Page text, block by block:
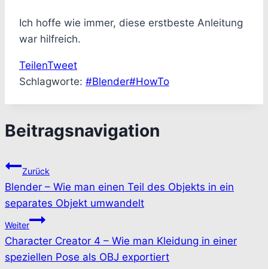
Ich hoffe wie immer, diese erstbeste Anleitung
war hilfreich.
TeilenTweet
Schlagworte: #Blender#HowTo
Beitragsnavigation
Zurück
Blender – Wie man einen Teil des Objekts in ein
separates Objekt umwandelt
Weiter
Character Creator 4 – Wie man Kleidung in einer
speziellen Pose als OBJ exportiert